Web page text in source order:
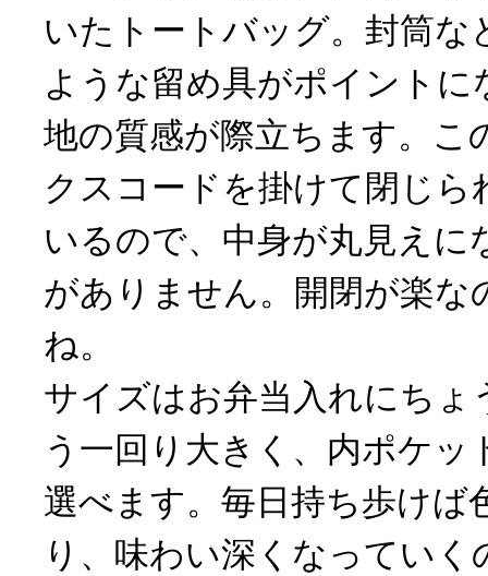
いたトートバッグ。封筒な
ような留め具がポイント
地の質感が際立ちます。こ
クスコードを掛けて閉じ
いるので、中身が丸見えに
がありません。開閉が楽な
ね。
サイズはお弁当入れにちょ
う一回り大きく、内ポケ
選べます。毎日持ち歩けば
り、味わい深くなってい